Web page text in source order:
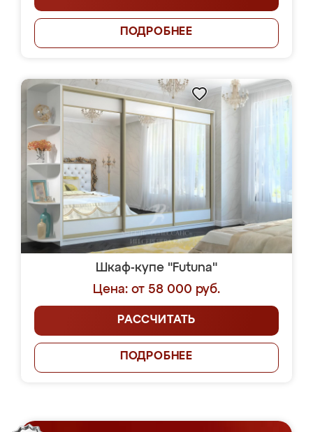
ПОДРОБНЕЕ
Шкаф-купе "Futuna"
Цена: от 58 000 руб.
РАССЧИТАТЬ
ПОДРОБНЕЕ